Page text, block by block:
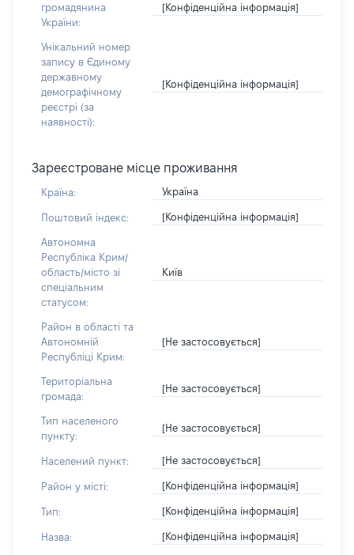
громадянина
України:
[Конфіденційна інформація]
Унікальний номер
запису в Єдиному
державному
демографічному
реєстрі (за
наявності):
[Конфіденційна інформація]
Зареєстроване місце проживання
Країна: Україна
Поштовий індекс: [Конфіденційна інформація]
Автономна
Республіка Крим/
область/місто зі
спеціальним
статусом:
Київ
Район в області та
Автономній
Республіці Крим:
[Не застосовується]
Територіальна
громада:
[Не застосовується]
Тип населеного
пункту:
[Не застосовується]
Населений пункт: [Не застосовується]
Район у місті: [Конфіденційна інформація]
Тип: [Конфіденційна інформація]
Назва: [Конфіденційна інформація]